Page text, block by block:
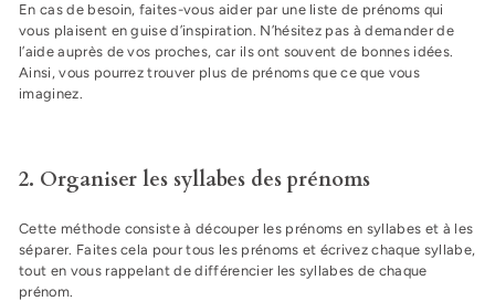
En cas de besoin, faites-vous aider par une liste de prénoms qui
vous plaisent en guise d’inspiration. N’hésitez pas à demander de
l’aide auprès de vos proches, car ils ont souvent de bonnes idées.
Ainsi, vous pourrez trouver plus de prénoms que ce que vous
imaginez.
2. Organiser les syllabes des prénoms
Cette méthode consiste à découper les prénoms en syllabes et à les
séparer. Faites cela pour tous les prénoms et écrivez chaque syllabe,
tout en vous rappelant de différencier les syllabes de chaque
prénom.